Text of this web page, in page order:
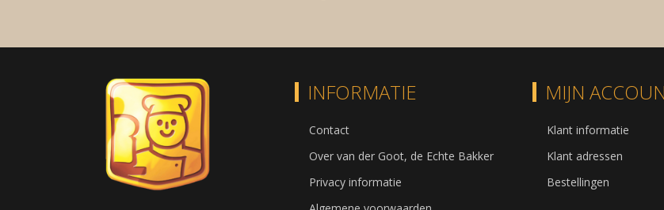
INFORMATIE
Contact
Over van der Goot, de Echte Bakker
Privacy informatie
MIJN
Klant informatie
Klant adressen
Bestellingen